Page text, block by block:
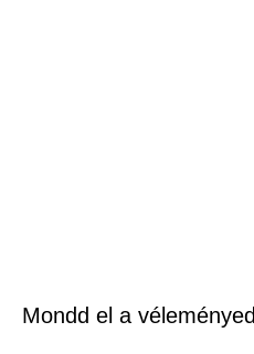
Mondd el a véleményed